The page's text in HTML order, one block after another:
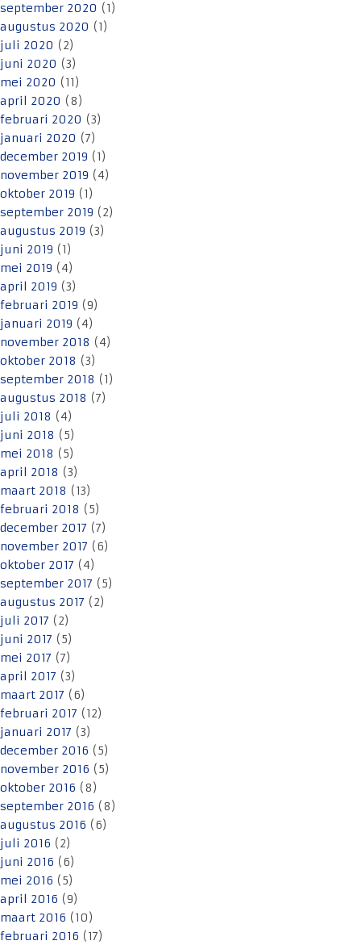
september 2020 (1)
augustus 2020 (1)
juli 2020 (2)
juni 2020 (3)
mei 2020 (11)
april 2020 (8)
februari 2020 (3)
januari 2020 (7)
december 2019 (1)
november 2019 (4)
oktober 2019 (1)
september 2019 (2)
augustus 2019 (3)
juni 2019 (1)
mei 2019 (4)
april 2019 (3)
februari 2019 (9)
januari 2019 (4)
november 2018 (4)
oktober 2018 (3)
september 2018 (1)
augustus 2018 (7)
juli 2018 (4)
juni 2018 (5)
mei 2018 (5)
april 2018 (3)
maart 2018 (13)
februari 2018 (5)
december 2017 (7)
november 2017 (6)
oktober 2017 (4)
september 2017 (5)
augustus 2017 (2)
juli 2017 (2)
juni 2017 (5)
mei 2017 (7)
april 2017 (3)
maart 2017 (6)
februari 2017 (12)
januari 2017 (3)
december 2016 (5)
november 2016 (5)
oktober 2016 (8)
september 2016 (8)
augustus 2016 (6)
juli 2016 (2)
juni 2016 (6)
mei 2016 (5)
april 2016 (9)
maart 2016 (10)
februari 2016 (17)